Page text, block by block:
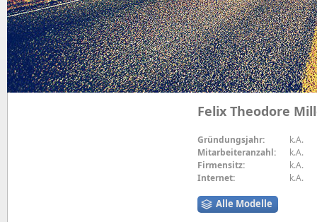
Felix Theodore
Gründungsjahr:
k.A.
Mitarbeiteranzahl:
k.A.
Firmensitz:
k.A.
Internet:
k.A.
Alle Modelle